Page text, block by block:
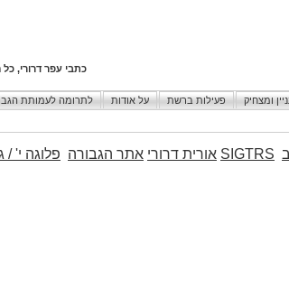
כתבי עפר דרורי,
ומצחיק פעילות ברשת על אודות לתרומה לעמותת
SIGTRS אורית דרורי אתר הגבורה פלוגה י' /